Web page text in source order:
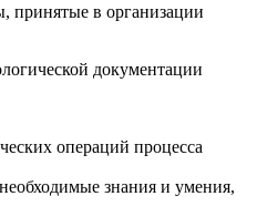
принятые в организации
документации
операций процесса
знания и умения,